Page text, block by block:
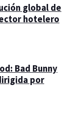
global de
hotelero
Bad Bunny
por